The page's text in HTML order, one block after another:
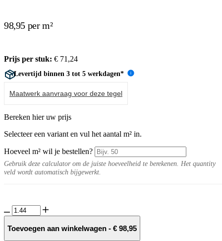
98,95 per m²
Prijs per stuk: € 71,24
Levertijd binnen 3 tot 5 werkdagen* i
Maatwerk aanvraag voor deze tegel
Bereken hier uw prijs
Selecteer een variant en vul het aantal m² in.
Hoeveel m² wil je bestellen?
Gebruik deze calculator om de juiste hoeveelheid te berekenen. Het quantity
veld wordt automatisch bijgewerkt.
GeoCeramica®
120x60x4
Motion
Toevoegen aan winkelwagen - € 98,95